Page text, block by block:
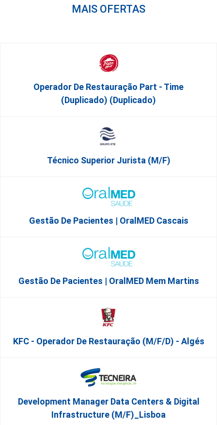
MAIS OFERTAS
Operador De Restauração Part - Time
(Duplicado) (Duplicado)
Técnico Superior Jurista (m/f)
Gestão De Pacientes | OralMED Cascais
Gestão De Pacientes | OralMED Mem Martins
KFC - Operador De Restauração (m/f/d) - Algés
Development Manager Data Centers & Digital
Infrastructure (m/f)_Lisboa